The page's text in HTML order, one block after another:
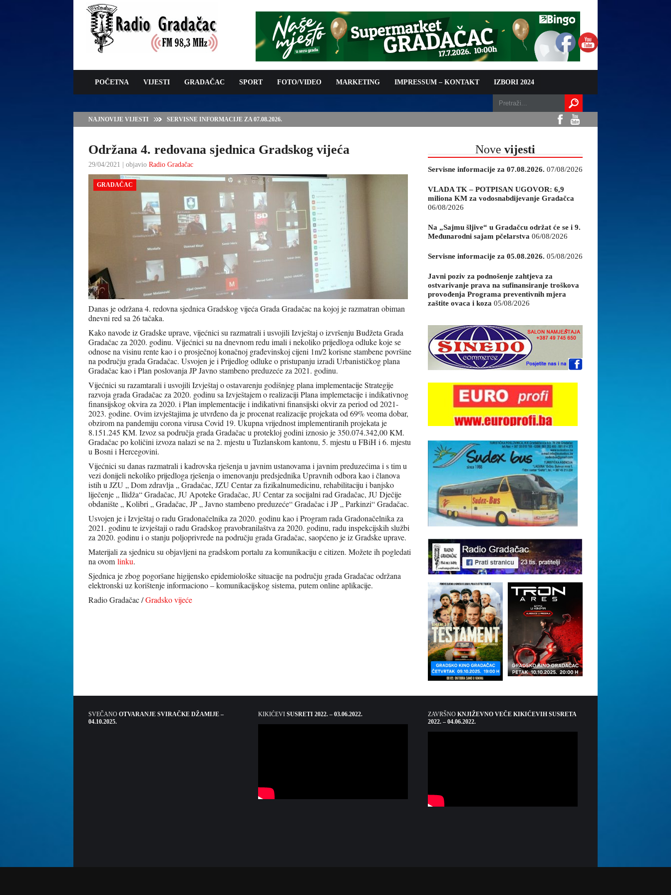
POČETNA VIJESTI GRADAČAC SPORT FOTO/VIDEO MARKETING IMPRESSUM – KONTAKT IZBORI 2024
NAJNOVIJE VIJESTI SERVISNE INFORMACIJE ZA 07.08.2026.
Održana 4. redovana sjednica Gradskog vijeća
29/04/2021 | objavio Radio Gradačac
GRADAČAC
Danas je održana 4. redovna sjednica Gradskog vijeća Grada Gradačac na kojoj je razmatran obiman
dnevni red sa 26 tačaka.
Kako navode iz Gradske uprave, vijećnici su razmatrali i usvojili Izvještaj o izvršenju Budžeta Grada
Gradačac za 2020. godinu. Vijećnici su na dnevnom redu imali i nekoliko prijedloga odluke koje se
odnose na visinu rente kao i o prosječnoj konačnoj građevinskoj cijeni 1m/2 korisne stambene površine
na području grada Gradačac. Usvojen je i Prijedlog odluke o pristupanju izradi Urbanističkog plana
Gradačac kao i Plan poslovanja JP Javno stambeno preduzeće za 2021. godinu.
Vijećnici su razamtarali i usvojili Izvještaj o ostavarenju godišnjeg plana implementacije Strategije
razvoja grada Gradačac za 2020. godinu sa Izvještajem o realizaciji Plana implemetacije i indikativnog
finansijskog okvira za 2020. i Plan implementacije i indikativni finansijski okvir za period od 2021-
2023. godine. Ovim izvještajima je utvrđeno da je procenat realizacije projekata od 69% veoma dobar,
obzirom na pandemiju corona virusa Covid 19. Ukupna vrijednost implementiranih projekata je
8.151.245 KM. Izvoz sa područja grada Gradačac u protekloj godini iznosio je 350.074.342,00 KM.
Gradačac po količini izvoza nalazi se na 2. mjestu u Tuzlanskom kantonu, 5. mjestu u FBiH i 6. mjestu
u Bosni i Hercegovini.
Vijećnici su danas razmatrali i kadrovska rješenja u javnim ustanovama i javnim preduzećima i s tim u
vezi donijeli nekoliko prijedloga rješenja o imenovanju predsjednika Upravnih odbora kao i članova
istih u JZU „ Dom zdravlja „ Gradačac, JZU Centar za fizikalnumedicinu, rehabilitaciju i banjsko
liječenje „ Ilidža“ Gradačac, JU Apoteke Gradačac, JU Centar za socijalni rad Gradačac, JU Dječije
obdanište „ Kolibri „ Gradačac, JP „ Javno stambeno preduzeće“ Gradačac i JP „ Parkinzi“ Gradačac.
Usvojen je i Izvještaj o radu Gradonačelnika za 2020. godinu kao i Program rada Gradonačelnika za
2021. godinu te izvještaji o radu Gradskog pravobranilaštva za 2020. godinu, radu inspekcijskih službi
za 2020. godinu i o stanju poljoprivrede na području grada Gradačac, saopćeno je iz Gradske uprave.
Materijali za sjednicu su objavljeni na gradskom portalu za komunikaciju e citizen. Možete ih pogledati
na ovom linku.
Sjednica je zbog pogoršane higijensko epidemiološke situacije na području grada Gradačac održana
elektronski uz korištenje informaciono – komunikacijskog sistema, putem online aplikacije.
Radio Gradačac /Gradsko vijeće
Nove vijesti
Servisne informacije za 07.08.2026. 07/08/2026
VLADA TK – POTPISAN UGOVOR: 6,9
miliona KM za vodosnabdijevanje Gradačca
06/08/2026
Na „Sajmu šljive“ u Gradačcu održat će se i 9.
Međunarodni sajam pčelarstva 06/08/2026
Servisne informacije za 05.08.2026. 05/08/2026
Javni poziv za podnošenje zahtjeva za
ostvarivanje prava na sufinansiranje troškova
provođenja Programa preventivnih mjera
zaštite ovaca i koza 05/08/2026
SVEČANO OTVARANJE SVIRAČKE DŽAMIJE –
04.10.2025.
KIKIĆEVI SUSRETI 2022. – 03.06.2022. ZAVRŠNO KNJIŽEVNO VEČE KIKIĆEVIH SUSRETA
2022. – 04.06.2022.